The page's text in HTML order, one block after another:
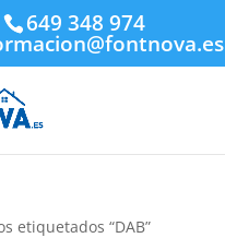
649 348 974
etiquetados “DAB”